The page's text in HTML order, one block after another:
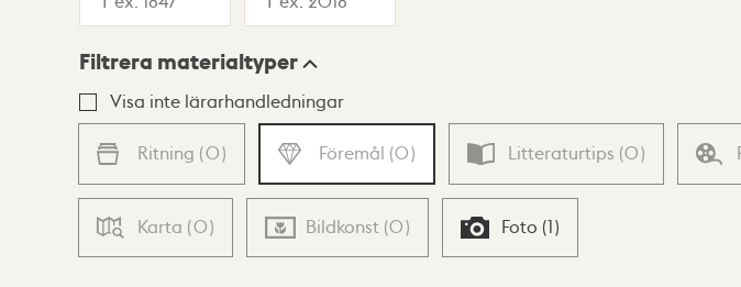
Lista Karta
Filtrera materialtyper
Visa inte lärarhandledningar
Ritning (0) Föremål (0) Litteraturtips (0)
Karta (0) Bildkonst (0) Foto (1)